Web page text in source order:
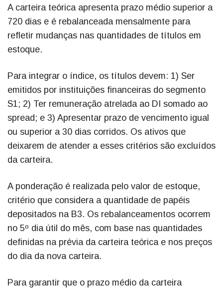
A carteira teórica apresenta prazo médio superior a
720 dias e é rebalanceada mensalmente para
refletir mudanças nas quantidades de títulos em
estoque.
Para integrar o índice, os títulos devem: 1) Ser
emitidos por instituições financeiras do segmento
S1; 2) Ter remuneração atrelada ao DI somado ao
spread; e 3) Apresentar prazo de vencimento igual
ou superior a 30 dias corridos. Os ativos que
deixarem de atender a esses critérios são excluídos
da carteira.
A ponderação é realizada pelo valor de estoque,
critério que considera a quantidade de papéis
depositados na B3. Os rebalanceamentos ocorrem
no 5º dia útil do mês, com base nas quantidades
definidas na prévia da carteira teórica e nos preços
do dia da nova carteira.
Para garantir que o prazo médio da carteira